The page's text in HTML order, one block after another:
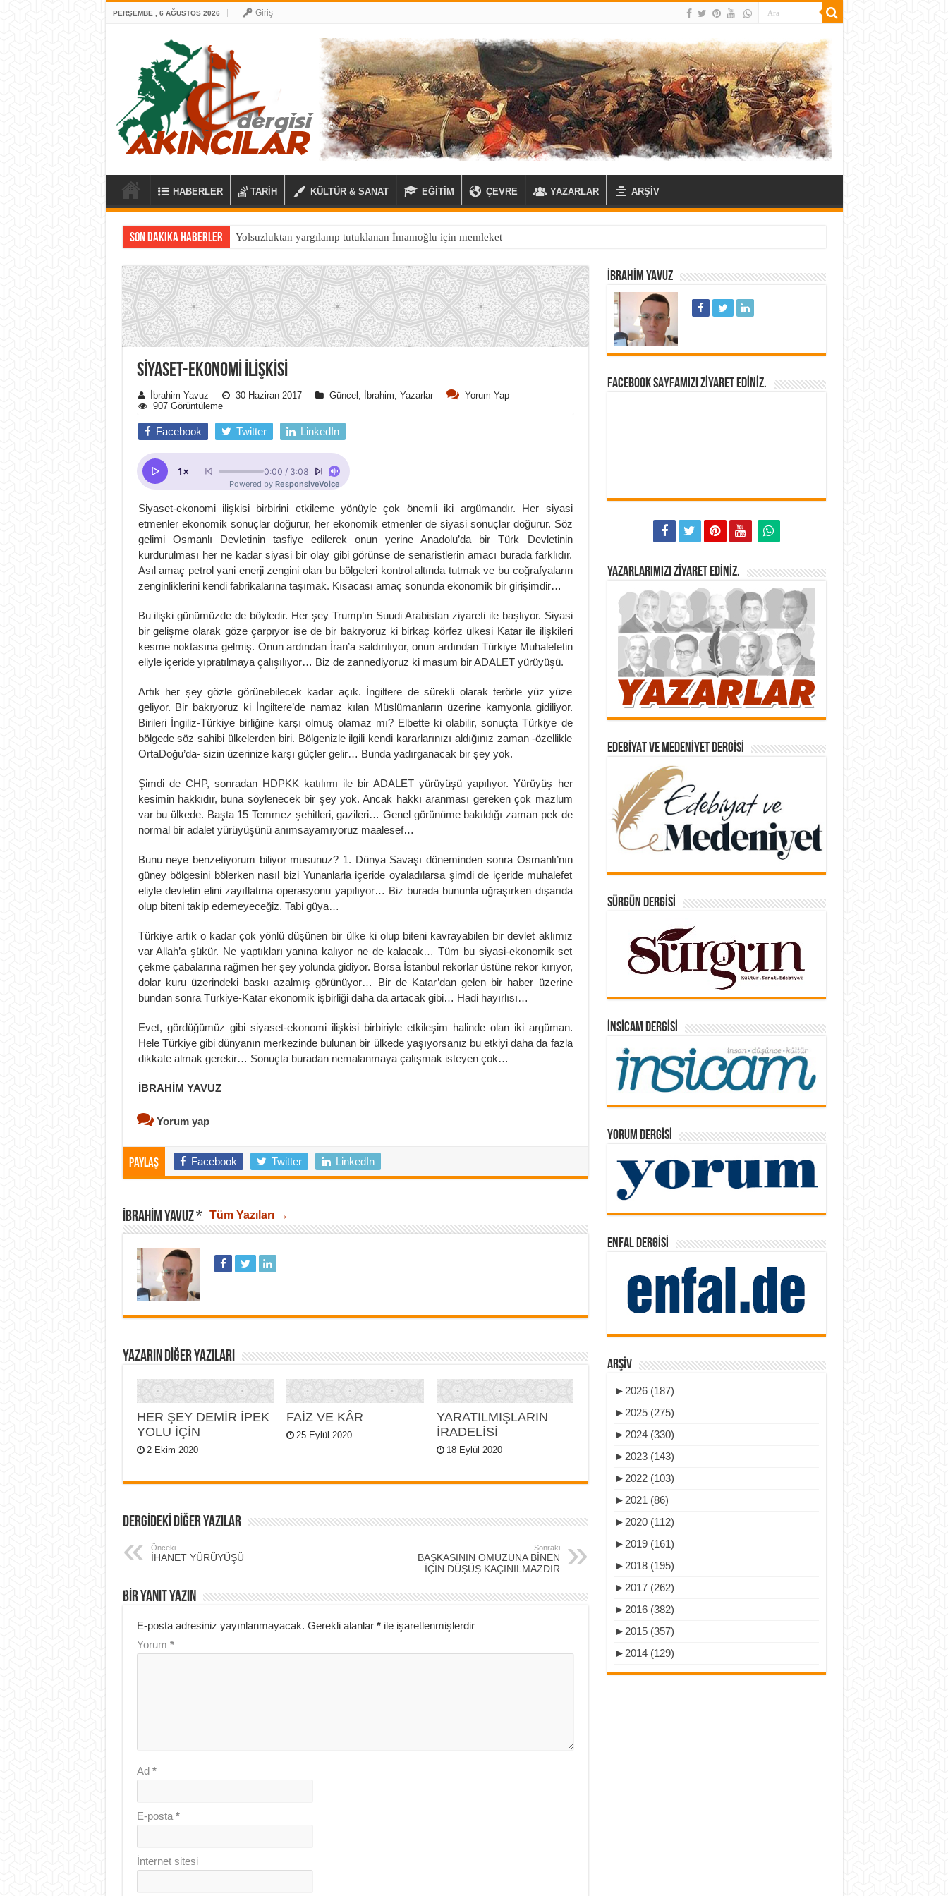
PERŞEMBE , 6 AĞUSTOS 2026 Giriş
HABERLER TARİH KÜLTÜR & SANAT EĞİTİM ÇEVRE YAZARLAR ARŞİV
Son Dakika Haberler
SİYASET-EKONOMİ İLİŞKİSİ
İbrahim Yavuz 30 Haziran 2017 Güncel , İbrahim, Yazarlar
Yorum Yap
907 Görüntüleme
Facebook Twitter LinkedIn
Siyaset-ekonomi ilişkisi birbirini etkileme yönüyle çok önemli iki argümandır. Her siyasi
etmenler ekonomik sonuçlar doğurur, her ekonomik etmenler de siyasi sonuçlar doğurur. Söz
gelimi Osmanlı Devletinin tasfiye edilerek onun yerine Anadolu’da bir Türk Devletinin
kurdurulması her ne kadar siyasi bir olay gibi görünse de senaristlerin amacı burada farklıdır.
Asıl amaç petrol yani enerji zengini olan bu bölgeleri kontrol altında tutmak ve bu coğrafyaların
zenginliklerini kendi fabrikalarına taşımak. Kısacası amaç sonunda ekonomik bir girişimdir…
Bu ilişki günümüzde de böyledir. Her şey Trump’ın Suudi Arabistan ziyareti ile başlıyor. Siyasi
bir gelişme olarak göze çarpıyor ise de bir bakıyoruz ki birkaç körfez ülkesi Katar ile ilişkileri
kesme noktasına gelmiş. Onun ardından İran’a saldırılıyor, onun ardından Türkiye Muhalefetin
eliyle içeride yıpratılmaya çalışılıyor… Biz de zannediyoruz ki masum bir ADALET yürüyüşü.
Artık her şey gözle görünebilecek kadar açık. İngiltere de sürekli olarak terörle yüz yüze
geliyor. Bir bakıyoruz ki İngiltere’de namaz kılan Müslümanların üzerine kamyonla gidiliyor.
Birileri İngiliz-Türkiye birliğine karşı olmuş olamaz mı? Elbette ki olabilir, sonuçta Türkiye de
bölgede söz sahibi ülkelerden biri. Bölgenizle ilgili kendi kararlarınızı aldığınız zaman -özellikle
OrtaDoğu’da- sizin üzerinize karşı güçler gelir… Bunda yadırganacak bir şey yok.
Şimdi de CHP, sonradan HDPKK katılımı ile bir ADALET yürüyüşü yapılıyor. Yürüyüş her
kesimin hakkıdır, buna söylenecek bir şey yok. Ancak hakkı aranması gereken çok mazlum
var bu ülkede. Başta 15 Temmez şehitleri, gazileri… Genel görünüme bakıldığı zaman pek de
normal bir adalet yürüyüşünü anımsayamıyoruz maalesef…
Bunu neye benzetiyorum biliyor musunuz? 1. Dünya Savaşı döneminden sonra Osmanlı’nın
güney bölgesini bölerken nasıl bizi Yunanlarla içeride oyaladılarsa şimdi de içeride muhalefet
eliyle devletin elini zayıflatma operasyonu yapılıyor… Biz burada bununla uğraşırken dışarıda
olup biteni takip edemeyeceğiz. Tabi güya…
Türkiye artık o kadar çok yönlü düşünen bir ülke ki olup biteni kavrayabilen bir devlet aklımız
var Allah’a şükür. Ne yaptıkları yanına kalıyor ne de kalacak… Tüm bu siyasi-ekonomik set
çekme çabalarına rağmen her şey yolunda gidiyor. Borsa İstanbul rekorlar üstüne rekor kırıyor,
dolar kuru üzerindeki baskı azalmış görünüyor… Bir de Katar’dan gelen bir haber üzerine
bundan sonra Türkiye-Katar ekonomik işbirliği daha da artacak gibi… Hadi hayırlısı…
Evet, gördüğümüz gibi siyaset-ekonomi ilişkisi birbiriyle etkileşim halinde olan iki argüman.
Hele Türkiye gibi dünyanın merkezinde bulunan bir ülkede yaşıyorsanız bu etkiyi daha da fazla
dikkate almak gerekir… Sonuçta buradan nemalanmaya çalışmak isteyen çok…
İBRAHİM YAVUZ
Yorum yap
Paylaş Facebook Twitter LinkedIn
İBRAHIM YAVUZ * Tüm Yazıları →
YAZARIN DIĞER YAZILARI
HER ŞEY DEMİR İPEK
YOLU İÇİN
2 Ekim 2020
FAİZ VE KÂR
25 Eylül 2020
YARATILMIŞLARIN
İRADELİSİ
18 Eylül 2020
DERGİDEKİ DİĞER YAZILAR
Önceki
İHANET YÜRÜYÜŞÜ
Sonraki
BAŞKASININ OMUZUNA BİNEN
İÇİN DÜŞÜŞ KAÇINILMAZDIR
BIR YANIT YAZIN
E-posta adresiniz yayınlanmayacak. Gerekli alanlar *ile işaretlenmişlerdir
Yorum *
Ad *
E-posta *
İnternet sitesi
İBRAHIM YAVUZ
FACEBOOK SAYFAMIZI ZIYARET EDINIZ.
YAZARLARIMIZI ZIYARET EDINIZ.
EDEBIYAT VE MEDENIYET DERGISI
SÜRGÜN DERGISI
İNSICAM DERGISI
YORUM DERGISI
ENFAL DERGISI
ARŞIV
► 2026 (187)
► 2025 (275)
► 2024 (330)
► 2023 (143)
► 2022 (103)
► 2021 (86)
► 2020 (112)
► 2019 (161)
► 2018 (195)
► 2017 (262)
► 2016 (382)
► 2015 (357)
► 2014 (129)